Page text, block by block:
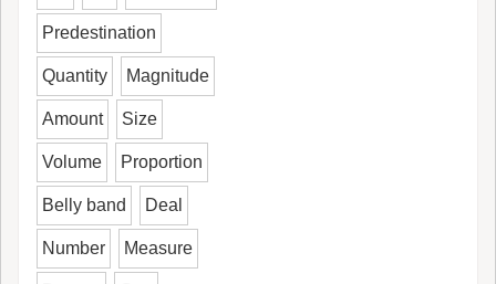
Predestination
Quantity Magnitude
Amount Size
Volume Proportion
Belly band Deal
Number Measure